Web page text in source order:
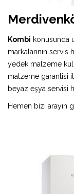
Kombi konusunda
markalarının servis
yedek malzeme
malzeme garantisi
beyaz eşya servisi
Hemen bizi arayın